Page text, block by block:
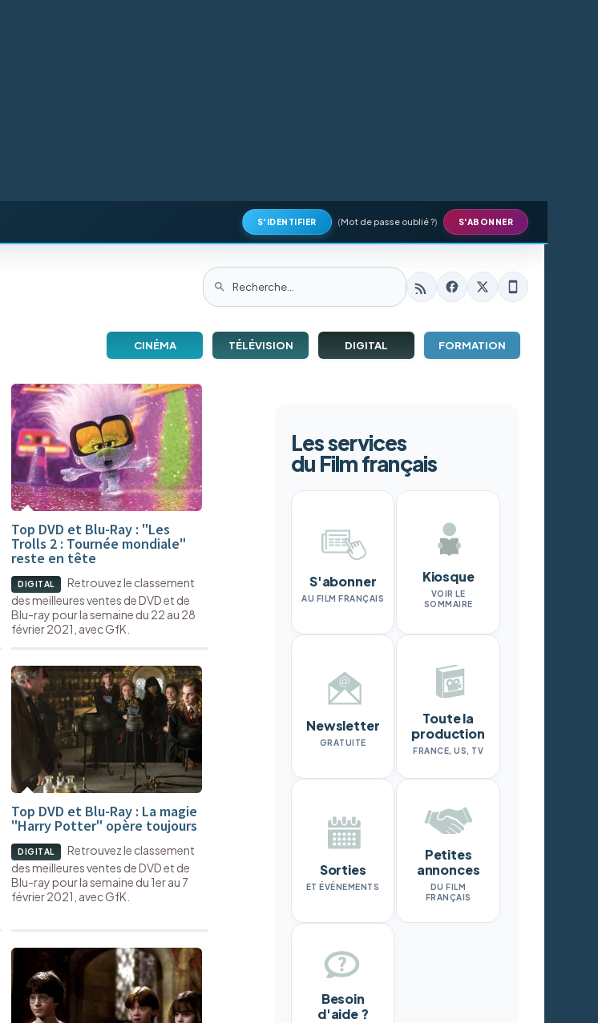
S'IDENTIFIER (Mot de passe oublié ?) S'ABONNER
CINÉMA TÉLÉVISION DIGITAL FORMATION
Top DVD et Blu-Ray : "Les
Trolls 2 : Tournée mondiale"
reste en tête
DIGITAL
Retrouvez le classement
des meilleures ventes de DVD et de
Blu-ray pour la semaine du 22 au 28
février 2021, avec GfK.
Top DVD et Blu-Ray : La magie
"Harry Potter" opère toujours
DIGITAL
Retrouvez le classement
des meilleures ventes de DVD et de
Blu-ray pour la semaine du 1er au 7
février 2021, avec GfK.
Les services
du Film français
S'abonner
AU FILM FRANÇAIS
Kiosque
VOIR LE
SOMMAIRE
Newsletter
GRATUITE
Toute la
production
FRANCE, US, TV
Sorties
ET ÉVÉNEMENTS
Petites
annonces
DU FILM
FRANÇAIS
Besoin
d'aide ?